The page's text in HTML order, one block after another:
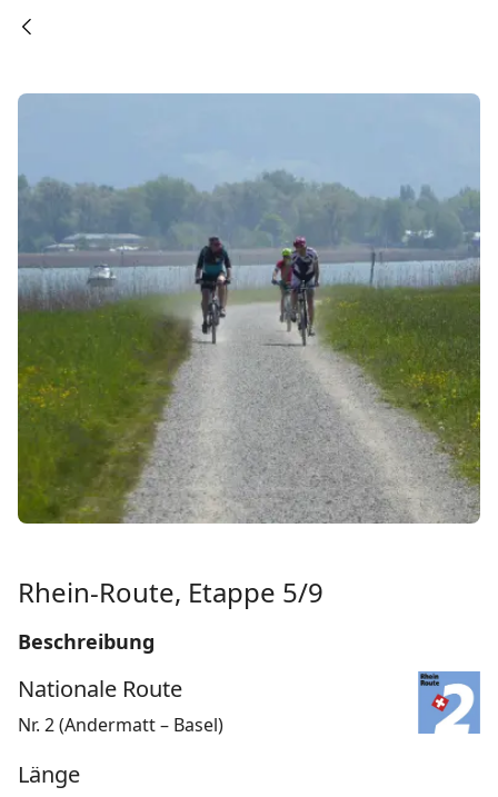
Rhein-Route, Etappe 5/9
Beschreibung
Nationale Route
Nr. 2 (Andermatt – Basel)
Länge